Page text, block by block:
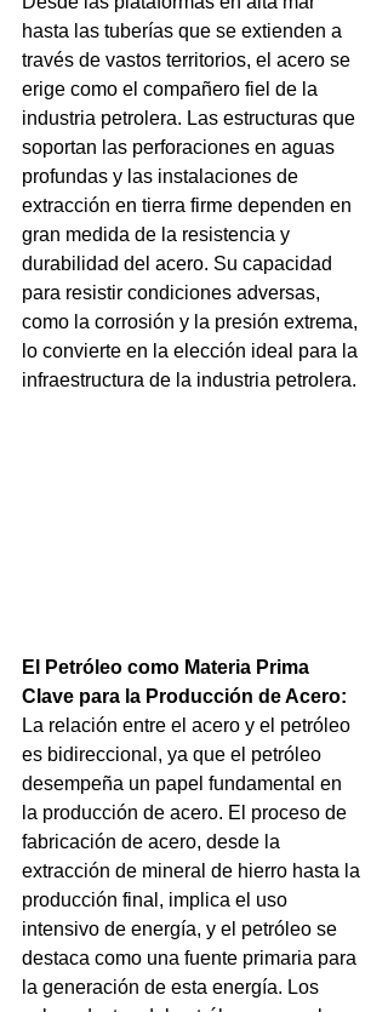
hasta las tuberías que se extienden a
través de vastos territorios, el acero se
erige como el compañero fiel de la
industria petrolera. Las estructuras que
soportan las perforaciones en aguas
profundas y las instalaciones de
extracción en tierra firme dependen en
gran medida de la resistencia y
durabilidad del acero. Su capacidad
para resistir condiciones adversas,
como la corrosión y la presión extrema,
lo convierte en la elección ideal para la
infraestructura de la industria petrolera.
El Petróleo como Materia Prima
Clave para la Producción de Acero:
La relación entre el acero y el petróleo
es bidireccional, ya que el petróleo
desempeña un papel fundamental en
la producción de acero. El proceso de
fabricación de acero, desde la
extracción de mineral de hierro hasta la
producción final, implica el uso
intensivo de energía, y el petróleo se
destaca como una fuente primaria para
la generación de esta energía. Los